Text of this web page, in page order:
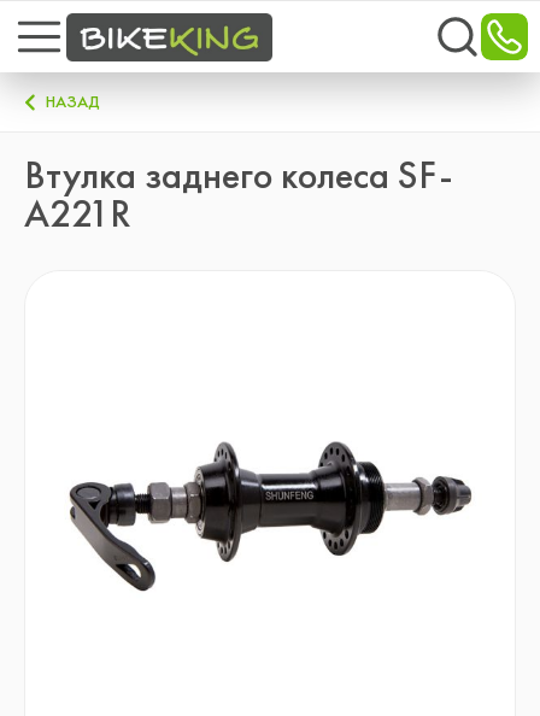
НАЗАД
Втулка заднего колеса SF-
A221R